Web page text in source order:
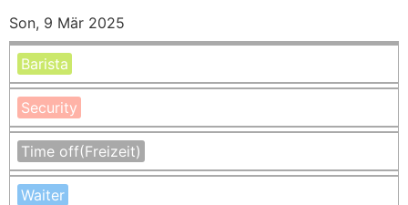
Son, 9 Mär 2025
Barista
Security
Time off(Freizeit)
Waiter